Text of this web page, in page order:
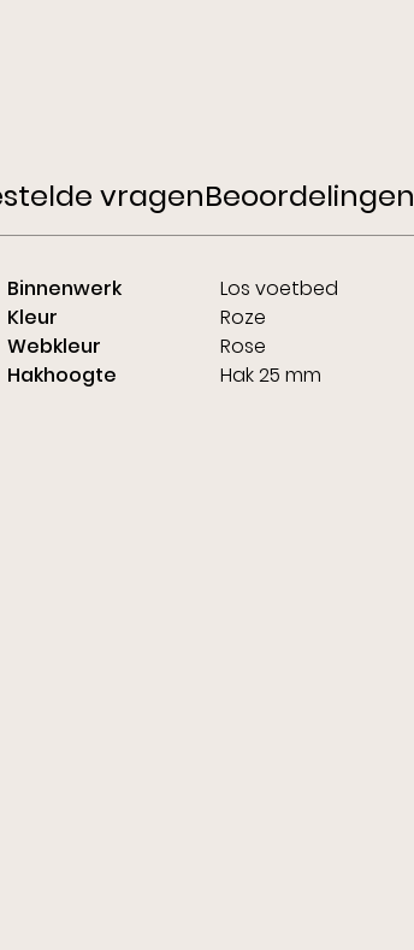
vragenBeoordelingen
Binnenwerk Los voetbed
Kleur
Roze
Webkleur
Rose
Hakhoogte
Hak 25 mm